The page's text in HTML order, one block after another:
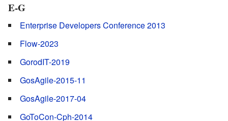
E-G
Enterprise Developers Conference 2013
Flow-2023
GorodIT-2019
GosAgile-2015-11
GosAgile-2017-04
GoToCon-Cph-2014